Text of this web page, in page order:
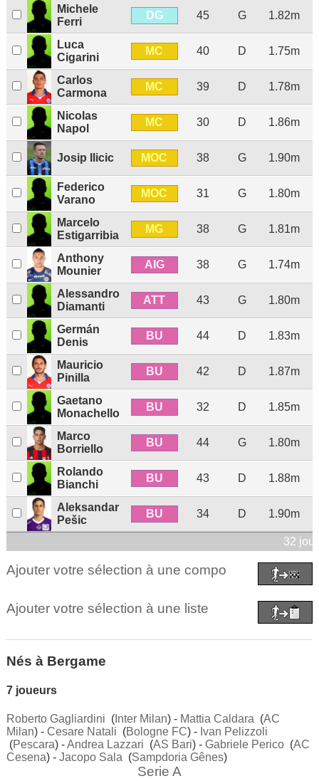
Michele
Ferri
DG 45 G 1.82m
Luca
Cigarini
MC 40 D 1.75m
Carlos
Carmona
MC 39 D 1.78m
Nicolas
Napol
MC 30 D 1.86m
Josip Ilicic MOC 38 G 1.90m
Federico
Varano
MOC 31 G 1.80m
Marcelo
Estigarribia
MG 38 G 1.81m
Anthony
Mounier
AIG 38 G 1.74m
Alessandro
Diamanti
ATT 43 G 1.80m
Germán
Denis
BU 44 D 1.83m
Mauricio
Pinilla
BU 42 D 1.87m
Gaetano
Monachello
BU 32 D 1.85m
Marco
Borriello
BU 44 G 1.80m
Rolando
Bianchi
BU 43 D 1.88m
Aleksandar
Pešic
BU 34 D 1.90m
32
Ajouter votre sélection à une compo
Ajouter votre sélection à une liste
Nés à Bergame
7 joueurs
Roberto Gagliardini (Inter Milan) - Mattia Caldara (AC
Milan) - Cesare Natali (Bologne FC) - Ivan Pelizzoli
(Pescara) -Andrea Lazzari (AS Bari) - Gabriele Perico(AC
Cesena) - Jacopo Sala (Sampdoria Gênes)
Serie A